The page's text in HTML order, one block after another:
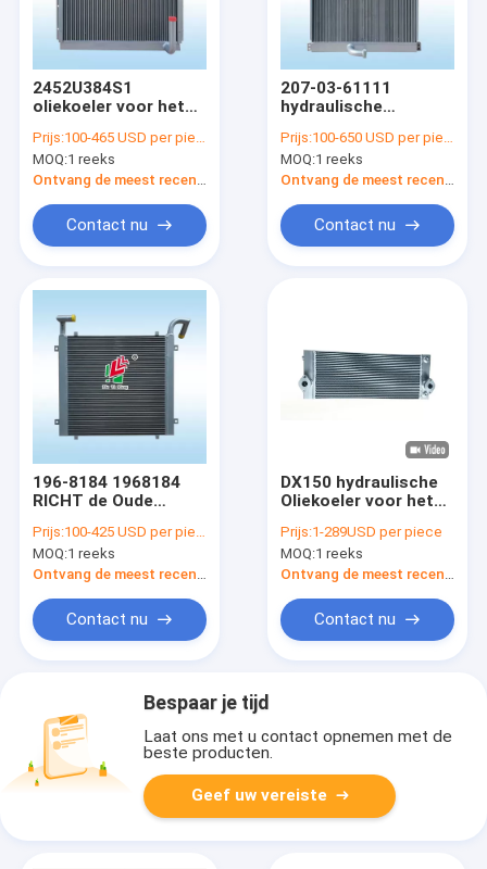
2452U384S1
oliekoeler voor het
Kobelco SK07N2
MD200BLC K907LC
K907
Prijs:100-465 USD per piece
MOQ:1 reeks
Contact nu
207-03-61111
hydraulische
KOMATSU pc300-6
Graafwerktuig pc350-
6
Prijs:100-650 USD per piece
MOQ:1 reeks
Contact nu
196-8184 1968184
RICHT de Oude
zich voor E320C-
Graafwerktuig
Prijs:100-425 USD per piece
MOQ:1 reeks
Ontvang de meest recente Prijs
Contact nu
DX150 hydraulische
Oliekoeler voor het
Daewoo Doosan
Prijs:1-289USD per piece
MOQ:1 reeks
Ontvang de meest recente Prijs
Contact nu
Bespaar je tijd
Laat ons met u contact opnemen met de
beste producten.
Geef uw vereiste